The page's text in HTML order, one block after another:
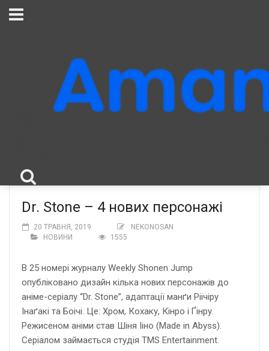
Dr. Stone – 4 нових персонажі
20 ТРАВНЯ, 2019
NEKONOSAN
НОВИНИ
1555
В 25 номері журналу Weekly Shonen Jump
опубліковано дизайн кілька нових персонажів до
аніме-серіалу “Dr. Stone”, адаптації манґи Ріічіру
Інаґакі та Боічі. Це: Хром, Кохаку, Кінро і Ґінру.
Режисеном аніми став Шіня Ііно (Made in Abyss).
Серіалом займається студія TMS Entertainment.